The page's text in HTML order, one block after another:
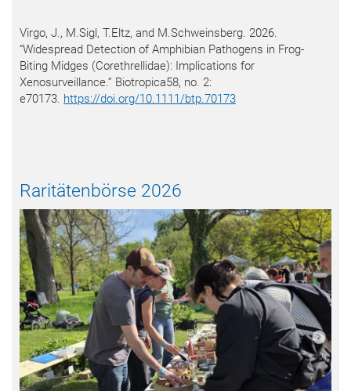
Virgo, J., M.Sigl, T.Eltz, and M.Schweinsberg. 2026.
“Widespread Detection of Amphibian Pathogens in Frog-
Biting Midges (Corethrellidae): Implications for
Xenosurveillance.” Biotropica58, no. 2:
e70173. https://doi.org/10.1111/btp.70173
Raritätenbörse 2026